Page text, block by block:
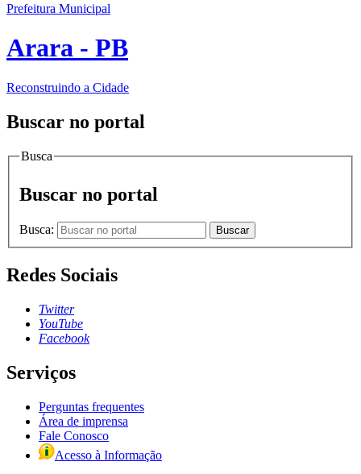
Prefeitura Municipal
Arara - PB
Reconstruindo a Cidade
Buscar no portal
Busca
Buscar no portal
Busca: Buscar
Redes Sociais
Twitter
YouTube
Facebook
Serviços
Perguntas frequentes
Área de imprensa
Fale Conosco
Acesso à Informação